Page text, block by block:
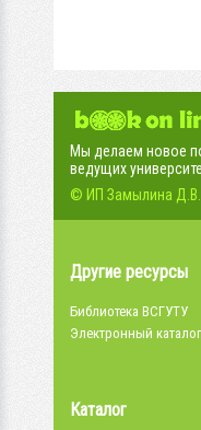
Мы делаем новое
ведущих
© ИП Замылина
Другие ресурсы
Библиотека ВСГУТУ
Электронный каталог
Каталог